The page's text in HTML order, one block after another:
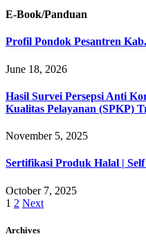
E-Book/Panduan
Profil Pondok Pesantren
June 18, 2026
Hasil Survei Persepsi Anti
Kualitas Pelayanan (SPKP)
November 5, 2025
Sertifikasi Produk Halal |
October 7, 2025
1 2 Next
Archives